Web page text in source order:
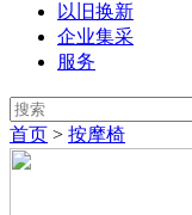
以旧换新
企业集采
服务
首页 > 按摩椅